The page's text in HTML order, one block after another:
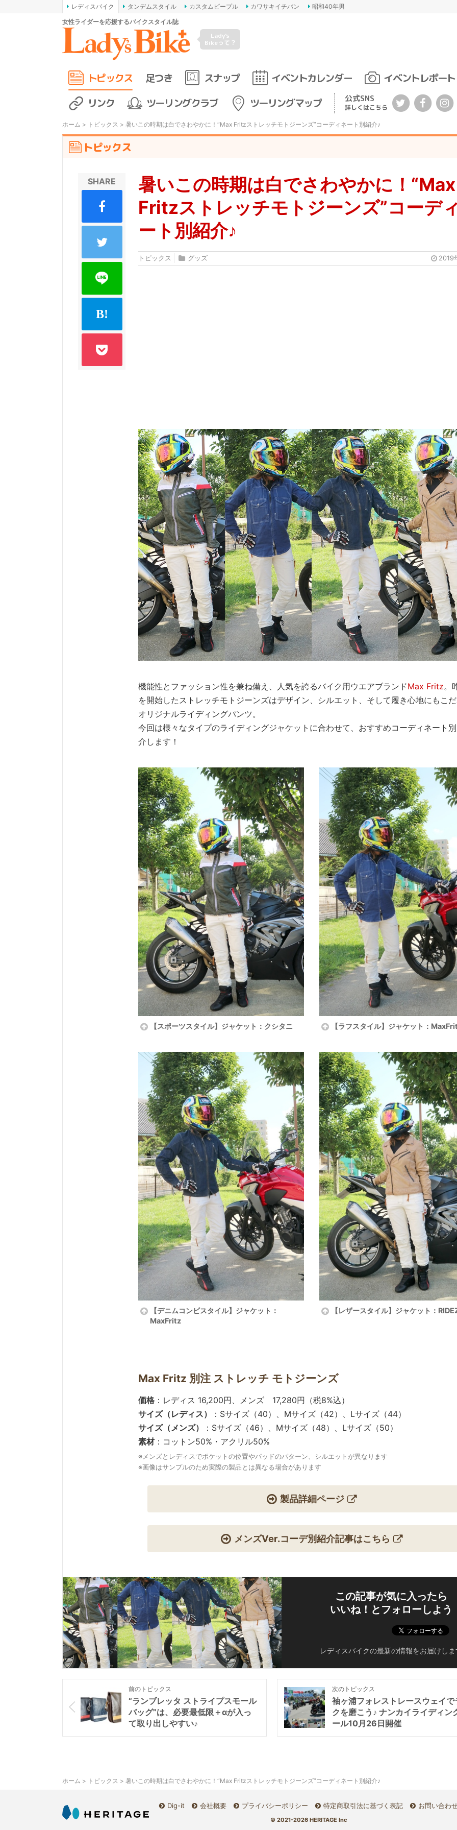
レディスバイク タンデムスタイル カスタムピープル カワサキイチバン
昭和40年男
女性ライダーを応援するバイクスタイル誌
Lady's
Bikeって？
トピックス 足つき スナップ イベントカレンダー
イベントレポート
リンク
ツーリングクラブ ツーリングマップ 公式SNS
詳しくはこちら
ホーム > トピックス > 暑いこの時期は白でさわやかに！“Max Fritzストレッチモトジーンズ”コーディネート別紹介♪
トピックス
暑いこの時期は白でさわやかに！“Max
Fritzストレッチモトジーンズ”コーデ
ート別紹介♪
トピックス グッズ 2019
機能性とファッション性を兼ね備え、人気を誇るバイク用ウエアブランドMax Fritz。
を開始したストレッチモトジーンズはデザイン、シルエット、そして履き心地にもこ
オリジナルライディングパンツ。
今回は様々なタイプのライディングジャケットに合わせて、おすすめコーディネート
介します！
【スポーツスタイル】ジャケット：クシタニ 【ラフスタイル】ジャケット：
【デニムコンビスタイル】ジャケット：
MaxFritz
【レザースタイル】ジャケット：
Max Fritz 別注 ストレッチ モトジーンズ
価格：レディス 16,200円、メンズ 17,280円（税8%込）
サイズ（レディス）
：Sサイズ（40）、Mサイズ（42）、Lサイズ（44）
サイズ（メンズ）
：Sサイズ（46）、Mサイズ（48）、Lサイズ（50）
素材：コットン50%・アクリル50%
※メンズとレディスでポケットの位置やパッドのパターン、シルエットが異なります
※画像はサンプルのため実際の製品とは異なる場合があります
製品詳細ページ
メンズVer.コーデ別紹介記事はこちら
SHARE
この記事が気に入ったら
いいね！とフォローしよう
レディスバイクの最新の情報をお届けしま
前のトピックス
“ランブレッタ ストライプスモール
バッグ”は、必要最低限＋αが入っ
て取り出しやすい♪
次のトピックス
袖ヶ浦フォレストレースウェイで
クを磨こう♪ ナンカイライディン
ール10月26日開催
ホーム > トピックス > 暑いこの時期は白でさわやかに！“Max Fritzストレッチモトジーンズ”コーディネート別紹介♪
Dig-it 会社概要 プライバシーポリシー 特定商取引法に基づく表記 お問い合わ
© 2021-2026 HERITAGE Inc